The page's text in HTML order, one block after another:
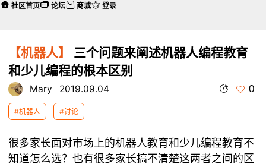
【机器人】
三个问题来阐述机器人编程教育
和少儿编程的根本区别
Mary 2019.09.04 0
#机器人 #讨论
很多家长面对市场上的机器人教育和少儿编程教育不
知道怎么选？也有很多家长搞不清楚这两者之间的区
社区首页 论坛 商城 登录